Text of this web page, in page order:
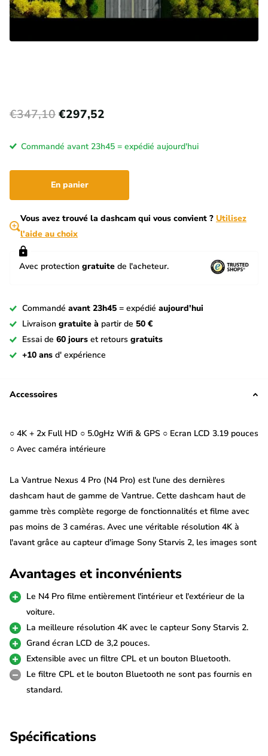
€347,10€297,52
Commandé avant 23h45 = expédié aujourd'hui
En panier
Vous avez trouvé la dashcam qui vous convient ? Utilisez
l'aide au choix
Avec protection gratuite de l'acheteur.
Commandé avant 23h45 = expédié aujourd'hui
Livraison gratuite à partir de 50 €
Essai de 60 jours et retours gratuits
+10 ans d' expérience
Accessoires
○ 4K + 2x Full HD ○ 5.0gHz Wifi & GPS ○ Ecran LCD 3.19 pouces
○ Avec caméra intérieure
La Vantrue Nexus 4 Pro (N4 Pro) est l'une des dernières
dashcam haut de gamme de Vantrue. Cette dashcam haut de
gamme très complète regorge de fonctionnalités et filme avec
pas moins de 3 caméras. Avec une véritable résolution 4K à
l'avant grâce au capteur d'image Sony Starvis 2, les images sont
cette N4 Pro en la connectant avec le kit hardwire permanent
en option.
4K + 2x FullHD avec WDR
Ce Vantrue N4 Pro enregistre en 4K (3840p*2160p) net à 25fps
sur la caméra avant. Grâce au WDR (Wide Dynamic Range), les
enregistrements ont un très bon contraste et l'environnement
est reconnaissable même dans l'obscurité. Avec la caméra
Avantages et inconvénients
Le N4 Pro filme entièrement l'intérieur et l'extérieur de la
voiture.
La meilleure résolution 4K avec le capteur Sony Starvis 2.
Grand écran LCD de 3,2 pouces.
Extensible avec un filtre CPL et un bouton Bluetooth.
Le filtre CPL et le bouton Bluetooth ne sont pas fournis en
standard.
Spécifications